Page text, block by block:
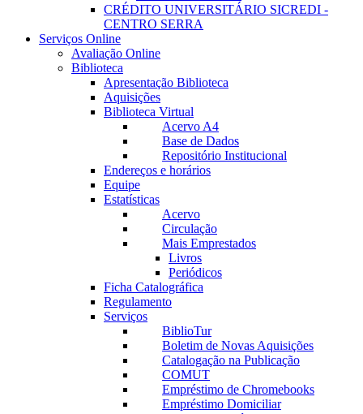
CRÉDITO UNIVERSITÁRIO SICREDI -
CENTRO SERRA
Serviços Online
Avaliação Online
Biblioteca
Apresentação Biblioteca
Aquisições
Biblioteca Virtual
Acervo A4
Base de Dados
Repositório Institucional
Endereços e horários
Equipe
Estatísticas
Acervo
Circulação
Mais Emprestados
Livros
Periódicos
Ficha Catalográfica
Regulamento
Serviços
BiblioTur
Boletim de Novas Aquisições
Catalogação na Publicação
COMUT
Empréstimo de Chromebooks
Empréstimo Domiciliar